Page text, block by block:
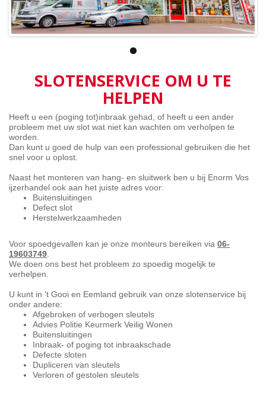
SLOTENSERVICE OM U TE
HELPEN
Heeft u een (poging tot)inbraak gehad, of heeft u een ander
probleem met uw slot wat niet kan wachten om verholpen te
worden.
Dan kunt u goed de hulp van een professional gebruiken die het
snel voor u oplost.
Naast het monteren van hang- en sluitwerk ben u bij Enorm Vos
ijzerhandel ook aan het juiste adres voor:
Buitensluitingen
Defect slot
Herstelwerkzaamheden
Voor spoedgevallen kan je onze monteurs bereiken via 06-
19603749
We doen ons best het probleem zo spoedig mogelijk te
verhelpen.
U kunt in 't Gooi en Eemland gebruik van onze slotenservice bij
onder andere:
Afgebroken of verbogen sleutels
Advies Politie Keurmerk Veilig Wonen
Buitensluitingen
Inbraak- of poging tot inbraakschade
Defecte sloten
Dupliceren van sleutels
Verloren of gestolen sleutels